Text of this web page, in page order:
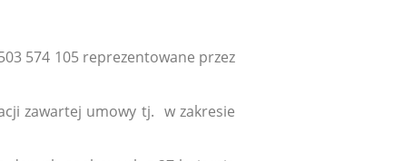
574 105 reprezentowane przez
zawartej umowy tj. w zakresie